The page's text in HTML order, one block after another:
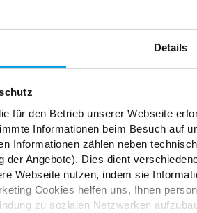
Details
für den Betrieb unserer Webseite
Informationen beim Besuch auf
Informationen zählen neben
der Angebote). Dies dient
Webseite nutzen, indem sie
Cookies helfen uns, Ihnen
zu sozialen Netzwerken
dein